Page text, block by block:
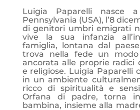
Luigia Paparelli nasce
Pennsylvania (USA), l’8
di genitori umbri emigrati
vive la sua infanzia
famiglia, lontana dal
trova nella fede un
ancorata alle proprie radici
e religiose. Luigia Paparelli
in un ambiente
ricco di spiritualità e
Orfana di padre, torna
bambina, insieme alla